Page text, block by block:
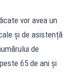
vor avea un
și de asistență
de
65 de ani și